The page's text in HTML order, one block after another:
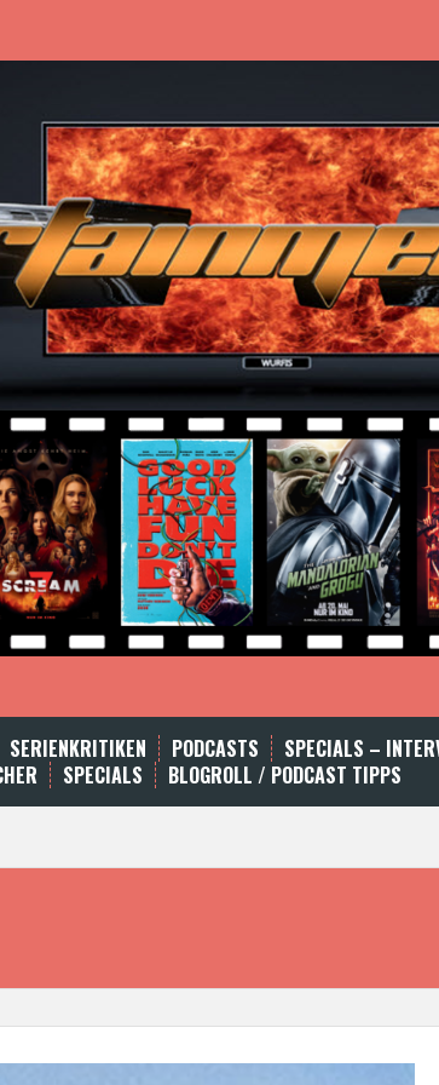
SERIENKRITIKEN PODCASTS SPECIALS –
SPECIALS BLOGROLL / PODCAST TIPPS